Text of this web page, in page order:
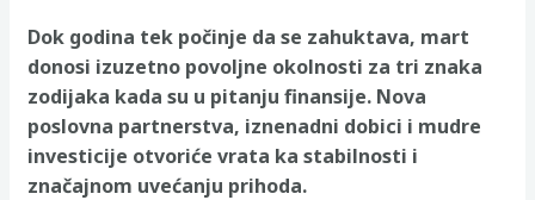
Dok godina tek počinje da se zahuktava, mart
donosi izuzetno povoljne okolnosti za tri znaka
zodijaka kada su u pitanju finansije. Nova
poslovna partnerstva, iznenadni dobici i mudre
investicije otvoriće vrata ka stabilnosti i
značajnom uvećanju prihoda.